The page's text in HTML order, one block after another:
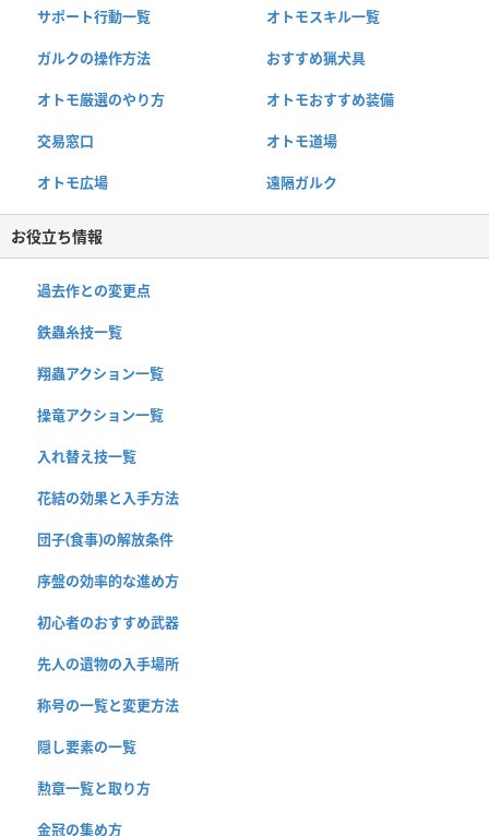
サポート行動一覧 オトモスキル一覧
ガルクの操作方法 おすすめ猟犬具
オトモ厳選のやり方 オトモおすすめ装備
交易窓口 オトモ道場
オトモ広場 遠隔ガルク
お役立ち情報
過去作との変更点
鉄蟲糸技一覧
翔蟲アクション一覧
操竜アクション一覧
入れ替え技一覧
花結の効果と入手方法
団子(食事)の解放条件
序盤の効率的な進め方
初心者のおすすめ武器
先人の遺物の入手場所
称号の一覧と変更方法
隠し要素の一覧
勲章一覧と取り方
金冠の集め方